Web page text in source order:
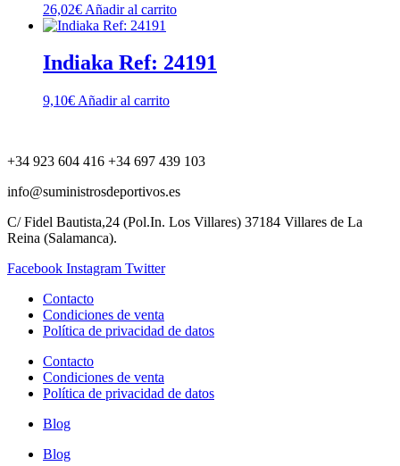
26,02€ Añadir al carrito
Indiaka Ref: 24191
9,10€ Añadir al carrito
+34 923 604 416 +34 697 439 103
info@suministrosdeportivos.es
C/ Fidel Bautista,24 (Pol.In. Los Villares) 37184 Villares de La
Reina (Salamanca).
Facebook Instagram Twitter
Contacto
Condiciones de venta
Política de privacidad de datos
Contacto
Condiciones de venta
Política de privacidad de datos
Blog
Blog